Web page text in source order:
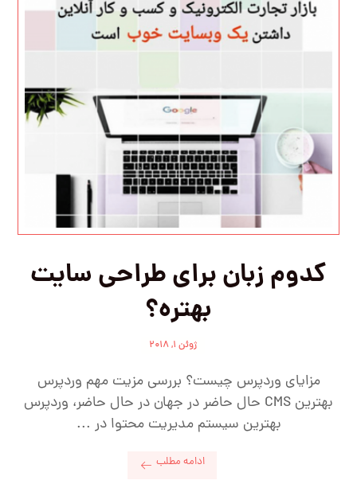
کدوم زبان برای طراحی سایت
بهتره؟
ژوئن ۱, ۲۰۱۸
مزایای وردپرس چیست؟ بررسی مزیت مهم وردپرس
بهترین CMS حال حاضر در جهان در حال حاضر، وردپرس
بهترین سیستم مدیریت محتوا در ...
ادامه مطلب